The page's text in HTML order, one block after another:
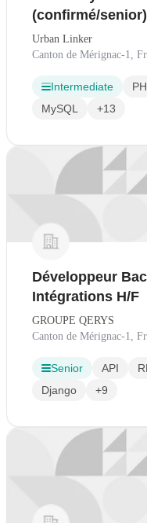
(confirmé/senior)
Urban Linker
Canton de Mérignac-1,
Intermediate
MySQL
+13
Développeur
Intégrations H/F
GROUPE QERYS
Canton de Mérignac-1,
Senior API
Django
+9